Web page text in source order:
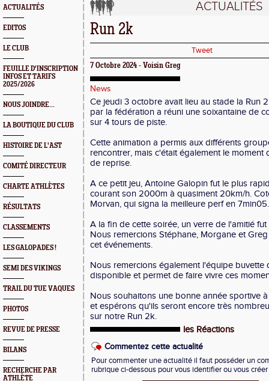
ACTUALITÉS
EDITOS
LE CLUB
FEUILLE D'INSCRIPTION
INFOS ET TARIFS
2025/2026
NOUS JOINDRE...
LA BOUTIQUE DU CLUB
HISTOIRE DE L'AST
COMITÉ DIRECTEUR
CHARTE ATHLÈTES
RÉSULTATS
CLASSEMENTS
LES GALOPADES !
SEMI DES VIKINGS
TRAIL DU TUE VAQUES
PHOTOS
REVUE DE PRESSE
BILANS
RECHERCHE PAR
ATHLÈTE
ACTUALITÉS
Run 2k
Tweet
7 Octobre 2024 - Voisin Greg
News
Ce jeudi 3 octobre avait lieu au stade la Run
par la fédération a réuni une soixantaine de
sur 4 tours de piste.
Cette animation a permis aux différents
rencontrer, mais c'était également le moment
de reprise.
A ce petit jeu, Antoine Galopin fut le plus
courant son 2000m à quasiment 20km/h.
Morvan, qui signa la meilleure perf en 7min05.
A la fin de cette soirée, un verre de l'amitié
Nous remercions Stéphane, Morgane et
cet événements.
Nous remercions également l'équipe buvette
disponible et permet de faire vivre ces
Nous souhaitons une bonne année sportive
et espérons qu'ils seront encore très
sur notre Run 2k.
les Réactions
Commentez cette actualité
Pour commenter une actualité il faut posséder un
rubrique ci-dessous pour vous identifier ou vous